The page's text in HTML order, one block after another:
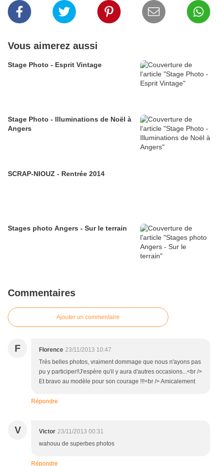
Vous aimerez aussi
Stage Photo - Esprit Vintage
Stage Photo - Illuminations de Noël à
Angers
SCRAP-NIOUZ - Rentrée 2014
Stages photo Angers - Sur le terrain
Commentaires
Ajouter un commentaire
F Florence 23/11/2013 10:47
Très belles photos, vraiment dommage que nous n'ayons pas
pu y participer!!J'espère qu'il y aura d'autres occasions...<br />
Et bravo au modèle pour son courage !!!<br /> Amicalement
Répondre
V Victor 23/11/2013 00:31
wahouu de superbes photos
Répondre